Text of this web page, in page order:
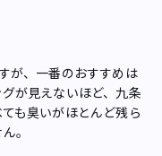
が、一番のおすすめは
が見えないほど、九条
も臭いがほとんど残ら
。